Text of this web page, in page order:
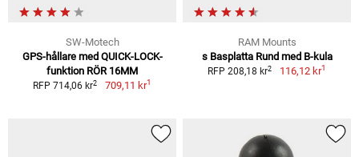
SW-Motech
GPS-hållare med QUICK-LOCK-
funktion RÖR 16MM
RFP 714,06 kr2 709,11 kr1
RAM Mounts
s Basplatta Rund med B-kula
RFP 208,18 kr2 116,12 kr1